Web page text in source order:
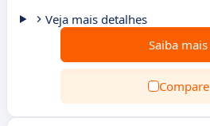
Veja mais detalhes
Saiba mais
Compare